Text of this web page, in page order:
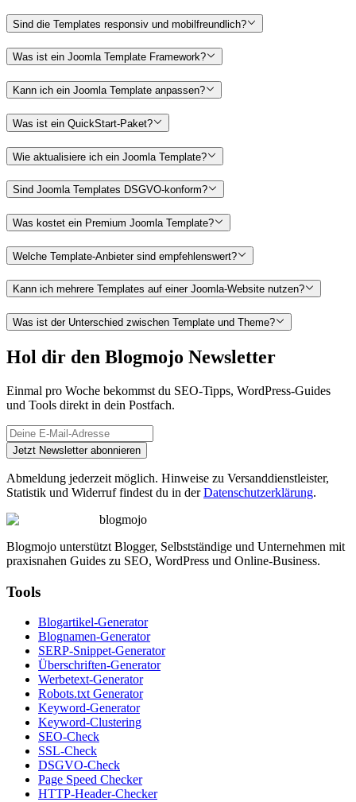
Sind die Templates responsiv und mobilfreundlich?
Was ist ein Joomla Template Framework?
Kann ich ein Joomla Template anpassen?
Was ist ein QuickStart-Paket?
Wie aktualisiere ich ein Joomla Template?
Sind Joomla Templates DSGVO-konform?
Was kostet ein Premium Joomla Template?
Welche Template-Anbieter sind empfehlenswert?
Kann ich mehrere Templates auf einer Joomla-Website nutzen?
Was ist der Unterschied zwischen Template und Theme?
Hol dir den Blogmojo Newsletter
Einmal pro Woche bekommst du SEO-Tipps, WordPress-Guides
und Tools direkt in dein Postfach.
Jetzt Newsletter abonnieren
Abmeldung jederzeit möglich. Hinweise zu Versanddienstleister,
Statistik und Widerruf findest du in der Datenschutzerklärung.
blogmojo
Blogmojo unterstützt Blogger, Selbstständige und Unternehmen mit
praxisnahen Guides zu SEO, WordPress und Online-Business.
Tools
Blogartikel-Generator
Blognamen-Generator
SERP-Snippet-Generator
Überschriften-Generator
Werbetext-Generator
Robots.txt Generator
Keyword-Generator
Keyword-Clustering
SEO-Check
SSL-Check
DSGVO-Check
Page Speed Checker
HTTP-Header-Checker